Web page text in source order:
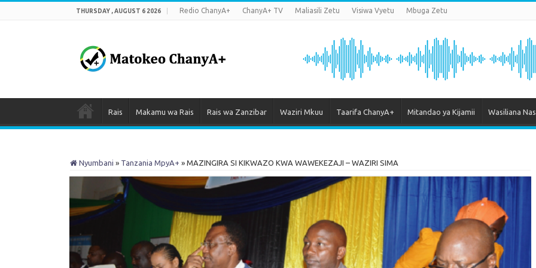
THURSDAY , AUGUST 6 2026 Redio ChanyA+ ChanyA+ TV Maliasili Zetu Visiwa Vyetu Mbuga Zetu
Rais Makamu wa Rais Rais wa Zanzibar Waziri Mkuu Taarifa ChanyA+ Mitandao ya Kijamii Wasiliana
Nyumbani » Tanzania MpyA+ » MAZINGIRA SI KIKWAZO KWA WAWEKEZAJI – WAZIRI SIMA